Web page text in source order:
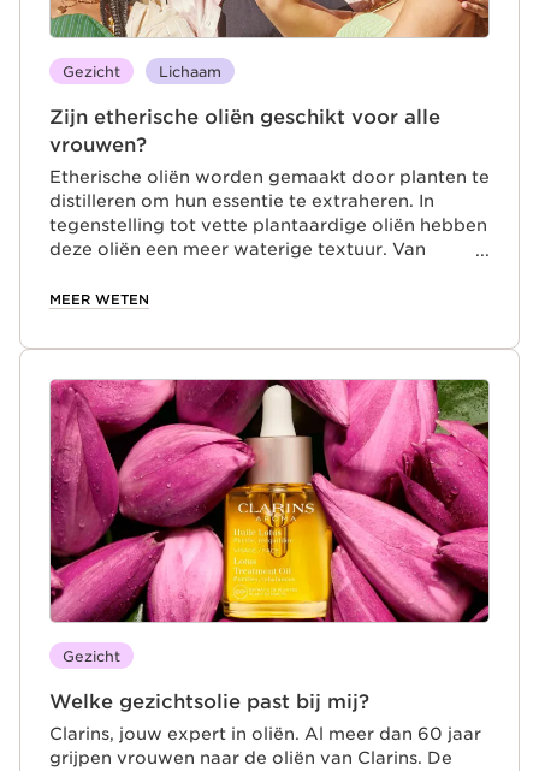
Gezicht Lichaam
Zijn etherische oliën geschikt voor alle
vrouwen?
Etherische oliën worden gemaakt door planten te
distilleren om hun essentie te extraheren. In
tegenstelling tot vette plantaardige oliën hebben
deze oliën een meer waterige textuur. Van
droogheid, er is een etherische olie voor elk
of je lichaam, Clarins heeft een etherische olie
MEER WETEN
Gezicht
Welke gezichtsolie past bij mij?
Clarins, jouw expert in oliën. Al meer dan 60 jaar
grijpen vrouwen naar de oliën van Clarins. De